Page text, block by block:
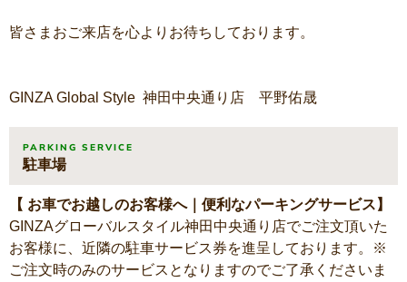
皆さまおご来店を心よりお待ちしております。
GINZA Global Style 神田中央通り店 平野佑晟
PARKING SERVICE
駐車場
【 お車でお越しのお客様へ｜便利なパーキングサービス】
GINZAグローバルスタイル神田中央通り店でご注文頂いた
お客様に、近隣の駐車サービス券を進呈しております。※
ご注文時のみのサービスとなりますのでご了承くださいま